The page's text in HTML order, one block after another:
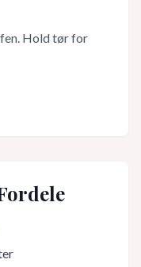
Hold tør for